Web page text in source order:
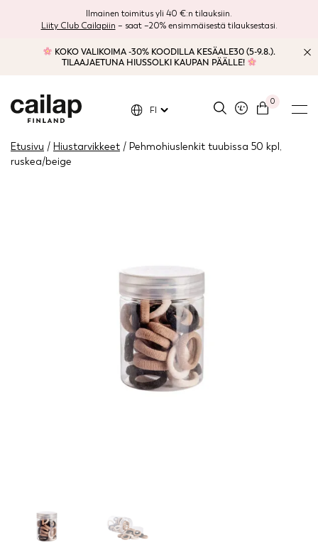
Ilmainen toimitus yli 40 €:n tilauksiin.
Liity Club Cailapiin – saat –20% ensimmäisestä tilauksestasi.
KOKO VALIKOIMA -30% KOODILLA KESÄALE30 (5-9.8.).
TILAAJAETUNA HIUSSOLKI KAUPAN PÄÄLLE!
0
FI
Etusivu / Hiustarvikkeet / Pehmohiuslenkit tuubissa 50 kpl,
ruskea/beige